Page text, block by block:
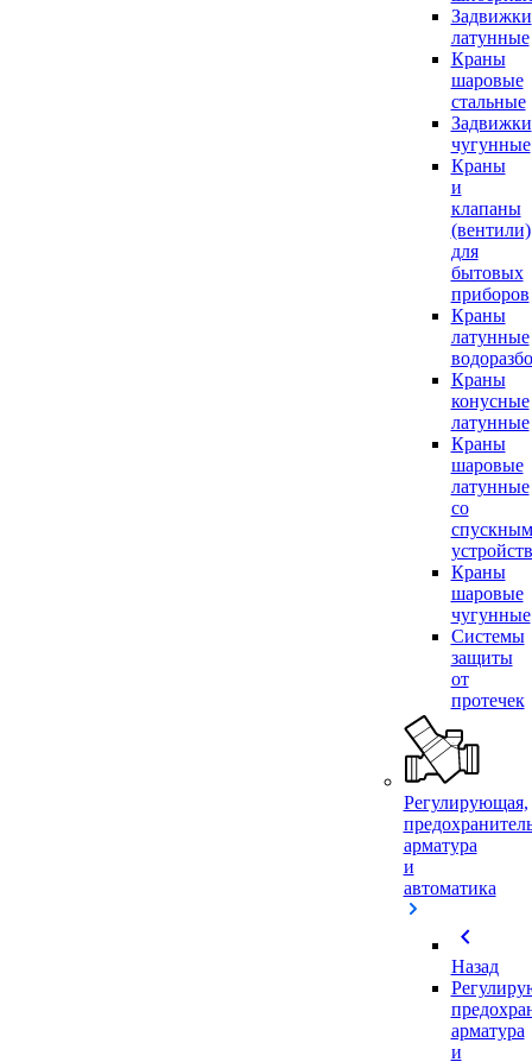
Задвижки
латунные
Краны
шаровые
стальные
Задвижки
чугунные
Краны
и
клапаны
(вентили)
для
бытовых
приборов
Краны
латунные
Краны
конусные
латунные
Краны
шаровые
латунные
со
спускным
Краны
шаровые
чугунные
Системы
защиты
от
протечек
Регулирующая,
арматура
и
автоматика
chevron_left
Назад
арматура
и